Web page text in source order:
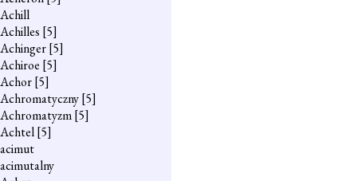
Achill
Achilles [5]
Achinger[5]
Achiroe [5]
Achor[5]
Achromatyczny[5]
Achromatyzm[5]
Achtel[5]
acimut
acimutalny